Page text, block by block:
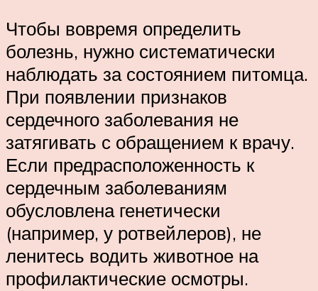
Чтобы вовремя определить
болезнь, нужно систематически
наблюдать за состоянием питомца.
При появлении признаков
сердечного заболевания не
затягивать с обращением к врачу.
Если предрасположенность к
сердечным заболеваниям
обусловлена генетически
(например, у ротвейлеров), не
ленитесь водить животное на
профилактические осмотры.